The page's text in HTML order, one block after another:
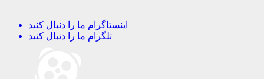
اینستاگرام ما را دنبال کنید
تلگرام ما را دنبال کنید